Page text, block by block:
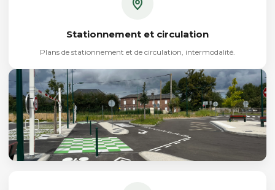
Stationnement et circulation
Plans de stationnement et de circulation, intermodalité.